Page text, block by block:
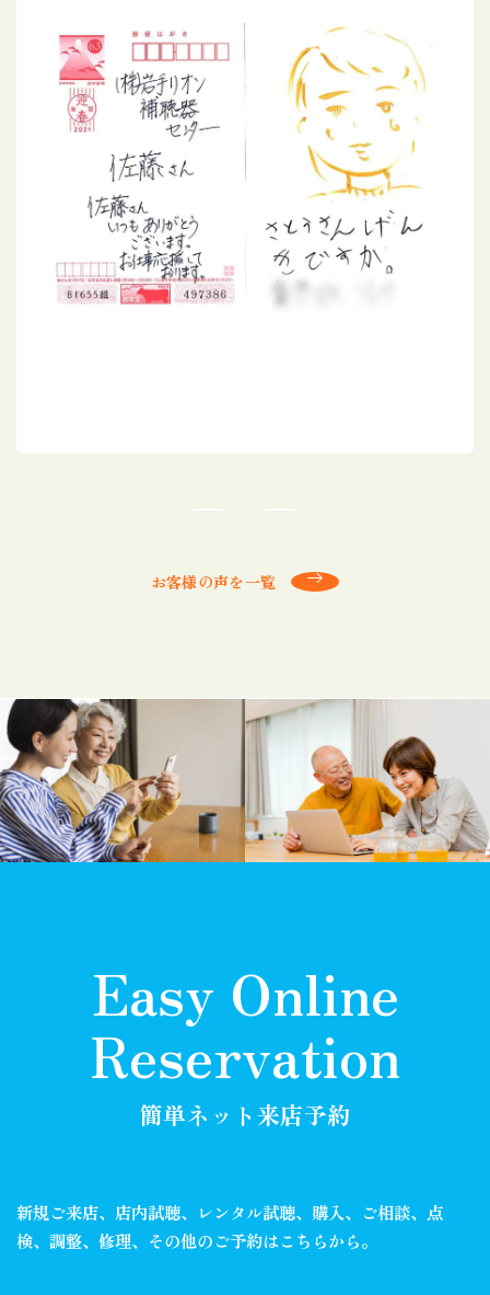
お客様の声を一覧
Easy Online
Reservation
簡単ネット来店予約
新規ご来店、店内試聴、レンタル試聴、購入、ご相談、 点
検、調整、修理、その他のご予約はこちらから。